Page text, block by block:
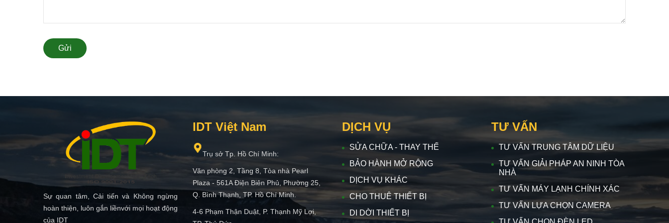
Gửi
Sự quan tâm, Cải tiến và Không ngừng
hoàn thiện, luôn gắn liềnvới mọi hoạt động
của IDT
IDT Việt Nam
Trụ sở Tp. Hồ Chí Minh:
Văn phòng 2, Tầng 8, Tòa nhà Pearl
Plaza - 561A Điện Biên Phủ, Phường 25,
Q. Bình Thạnh, TP. Hồ Chí Minh.
4-6 Phạm Thận Duật, P. Thạnh Mỹ Lợi,
DỊCH VỤ
SỬA CHỮA - THAY THẾ
BẢO HÀNH MỞ RỘNG
DỊCH VỤ KHÁC
CHO THUÊ THIẾT BỊ
DI DỜI THIẾT BỊ
TƯ VẤN
TƯ VẤN TRUNG TÂM DỮ LIỆU
TƯ VẤN GIẢI PHÁP AN NINH TÒA
NHÀ
TƯ VẤN MÁY LẠNH CHÍNH XÁC
TƯ VẤN LỰA CHỌN CAMERA